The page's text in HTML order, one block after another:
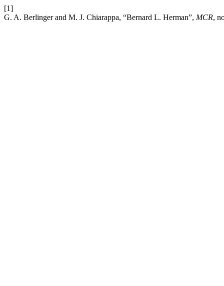
[1]
G. A. Berlinger and M. J. Chiarappa, “Bernard L. Herman”, MCR,